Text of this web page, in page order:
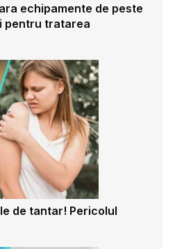
echipamente de peste
pentru tratarea
de tantar! Pericolul